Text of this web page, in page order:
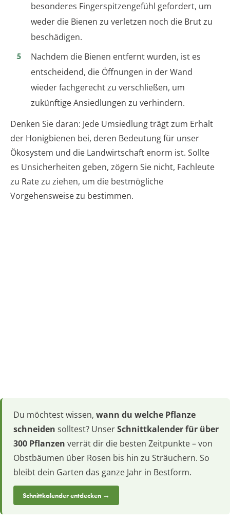
besonderes Fingerspitzengefühl gefordert, um
weder die Bienen zu verletzen noch die Brut zu
beschädigen.
Nachdem die Bienen entfernt wurden, ist es
entscheidend, die Öffnungen in der Wand
wieder fachgerecht zu verschließen, um
zukünftige Ansiedlungen zu verhindern.
Denken Sie daran: Jede Umsiedlung trägt zum Erhalt
der Honigbienen bei, deren Bedeutung für unser
Ökosystem und die Landwirtschaft enorm ist. Sollte
es Unsicherheiten geben, zögern Sie nicht, Fachleute
zu Rate zu ziehen, um die bestmögliche
Vorgehensweise zu bestimmen.
Du möchtest wissen, wann du welche Pflanze
schneiden solltest? UnserSchnittkalender für über
300 Pflanzen verrät dir die besten Zeitpunkte – von
Obstbäumen über Rosen bis hin zu Sträuchern. So
bleibt dein Garten das ganze Jahr in Bestform.
Schnittkalender entdecken →